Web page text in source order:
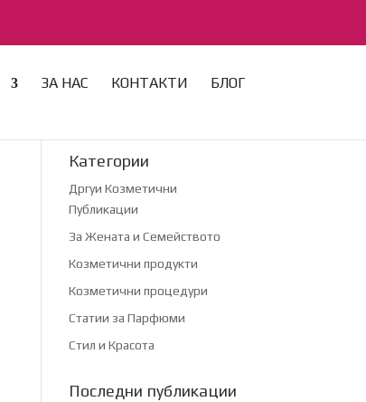
ЗА НАС КОНТАКТИ БЛОГ
Категории
Дргуи Козметични
Публикации
За Жената и Семейството
Козметични продукти
Козметични процедури
Статии за Парфюми
Стил и Красота
Последни публикации